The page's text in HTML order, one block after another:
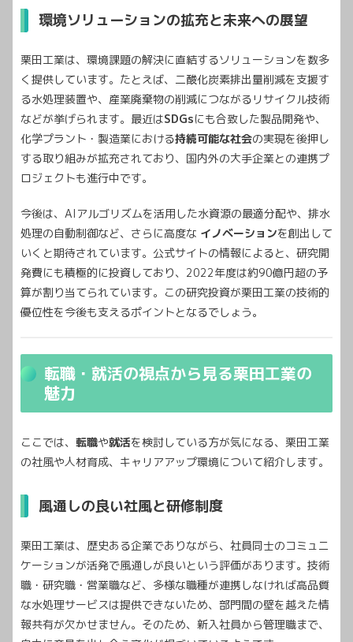
環境ソリューションの拡充と未来への展望
栗田工業は、環境課題の解決に直結するソリューションを数多
く提供しています。たとえば、二酸化炭素排出量削減を支援す
る水処理装置や、産業廃棄物の削減につながるリサイクル技術
などが挙げられます。最近はSDGsにも合致した製品開発や、
化学プラント・製造業における持続可能な社会の実現を後押し
する取り組みが拡充されており、国内外の大手企業との連携プ
ロジェクトも進行中です。
今後は、AIアルゴリズムを活用した水資源の最適分配や、排水
処理の自動制御など、さらに高度な イノベーションを創出して
いくと期待されています。公式サイトの情報によると、研究開
発費にも積極的に投資しており、2022年度は約90億円超の予
算が割り当てられています。この研究投資が栗田工業の技術的
優位性を今後も支えるポイントとなるでしょう。
転職・就活の視点から見る栗田工業の
魅力
ここでは、 転職や就活を検討している方が気になる、栗田工業
の社風や人材育成、キャリアアップ環境について紹介します。
風通しの良い社風と研修制度
栗田工業は、歴史ある企業でありながら、社員同士のコミュニ
ケーションが活発で風通しが良いという評価があります。技術
職・研究職・営業職など、多様な職種が連携しなければ高品質
な水処理サービスは提供できないため、部門間の壁を越えた情
報共有が欠かせません。そのため、新入社員から管理職まで、